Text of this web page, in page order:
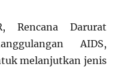
Rencana Darurat
AIDS,
melanjutkan jenis